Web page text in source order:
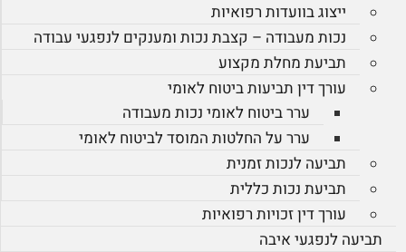
ייצוג בוועדות רפואיות
נכות מעבודה – קצבת נכות ומענקים לנפגעי עבודה
תביעת מחלת מקצוע
עורך דין תביעות ביטוח לאומי
ערר ביטוח לאומי נכות מעבודה
ערר על החלטות המוסד לביטוח לאומי
תביעה לנכות זמנית
תביעת נכות כללית
עורך דין זכויות רפואיות
תביעה לנפגעי איבה